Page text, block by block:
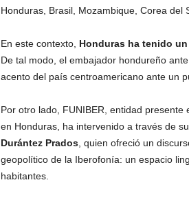
Honduras, Brasil, Mozambique, Corea del
En este contexto, Honduras ha tenido
De tal modo, el embajador hondureño ante
acento del país centroamericano ante un
Por otro lado, FUNIBER, entidad
en Honduras, ha intervenido a través de
Durántez Prados, quien ofreció un
geopolítico de la Iberofonía: un espacio
habitantes.